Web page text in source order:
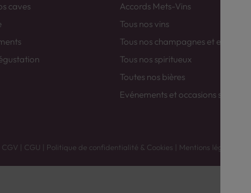
caves
Accords Mets-Vins
Tous nos vins
Tous nos champagnes et
Tous nos spiritueux
Toutes nos bières
Evénements et occasions spéciales
CGV | CGU | Politique de confidentialité & Cookies | Mentions légales